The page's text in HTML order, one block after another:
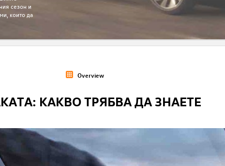
сезон и
които да
Overview
КАКВО ТРЯБВА ДА ЗНАЕТЕ